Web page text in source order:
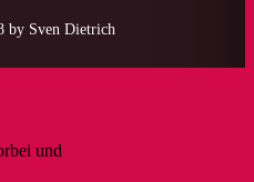
by Sven Dietrich
und